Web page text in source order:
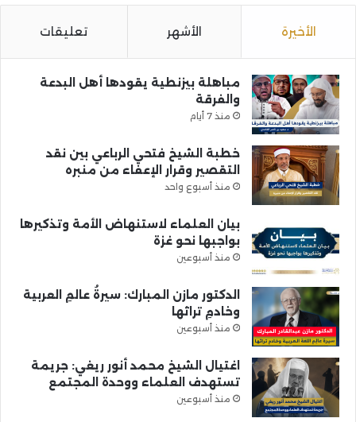
الأخيرة الأشهر تعليقات
مباهلة بيزنطية يقودها أهل البدعة
والفرقة
منذ 7 أيام
خطبة الشيخ فتحي الرباعي بين نقد
التقصير وقرار الإعفاء من منبره
منذ أسبوع واحد
بيان العلماء لاستنهاض الأمة وتذكيرها
بواجبها نحو غزة
منذ أسبوعين
الدكتور مازن المبارك: سيرةُ عالمِ العربية
وخادمِ تراثها
منذ أسبوعين
اغتيال الشيخ محمد أنور ريغي: جريمة
تستهدف العلماء ووحدة المجتمع
منذ أسبوعين